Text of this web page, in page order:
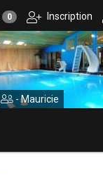
0 Inscription
10